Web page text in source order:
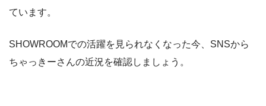
ています。
SHOWROOMでの活躍を見られなくなった今、SNSから
ちゃっきーさんの近況を確認しましょう。